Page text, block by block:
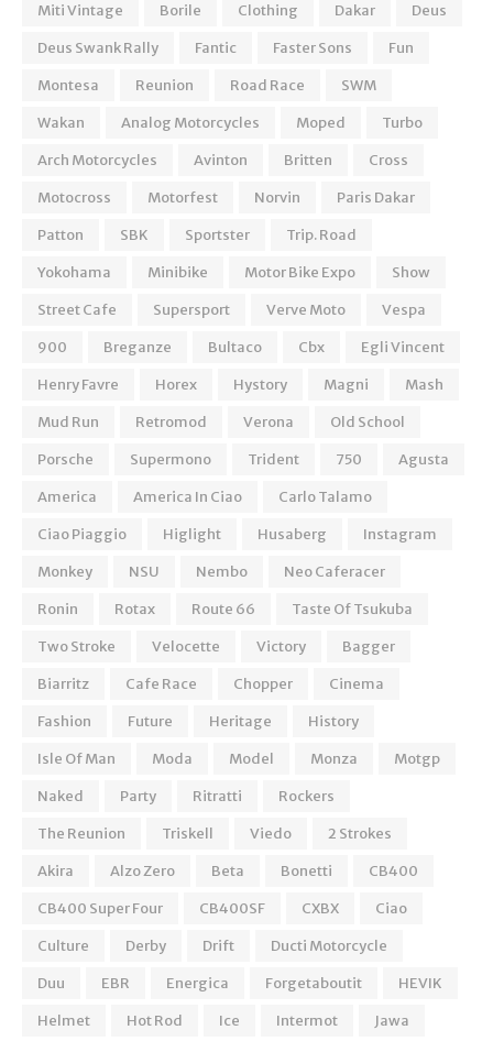
Miti Vintage Borile Clothing Dakar
Deus
Deus Swank Rally
Fantic Faster Sons
Fun
Montesa
Reunion Road Race
SWM
Wakan
Analog Motorcycles Moped
Turbo
Arch Motorcycles
Avinton Britten
Cross
Motocross
Motorfest Norvin
Paris Dakar
Patton
SBK Sportster
Trip. Road
Yokohama
Minibike Motor Bike Expo
Show
Street Cafe
Supersport Verve Moto
Vespa
900
Breganze Bultaco Cbx
Egli Vincent
Henry Favre
Horex Hystory Magni
Mash
Mud Run
Retromod Verona
Old School
Porsche
Supermono Trident 750
Agusta
America
America In Ciao
Carlo Talamo
Ciao Piaggio
Higlight Husaberg
Instagram
Monkey
NSU Nembo
Neo Caferacer
Ronin
Rotax Route 66
Taste Of Tsukuba
Two Stroke
Velocette Victory
Bagger
Biarritz
Cafe Race Chopper
Cinema
Fashion
Future Heritage
History
Isle Of Man
Moda Model Monza
Motgp
Naked
Party Ritratti
Rockers
The Reunion
Triskell Viedo
2 Strokes
Akira
Alzo Zero Beta Bonetti
CB400
CB400 Super Four
CB400SF CXBX
Ciao
Culture
Derby Drift
Ducti Motorcycle
Duu
EBR Energica Forgetaboutit
HEVIK
Helmet
Hot Rod Ice Intermot
Jawa